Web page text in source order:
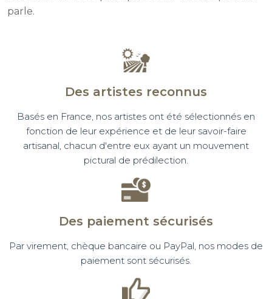
parle.
Des artistes reconnus
Basés en France, nos artistes ont été sélectionnés en
fonction de leur expérience et de leur savoir-faire
artisanal, chacun d'entre eux ayant un mouvement
pictural de prédilection.
Des paiement sécurisés
Par virement, chèque bancaire ou PayPal, nos modes de
paiement sont sécurisés.